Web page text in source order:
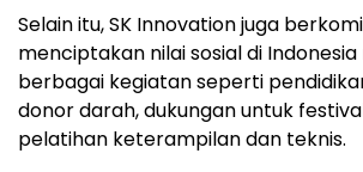
Selain itu, SK Innovation juga
menciptakan nilai sosial di
berbagai kegiatan seperti
donor darah, dukungan untuk
pelatihan keterampilan dan teknis.